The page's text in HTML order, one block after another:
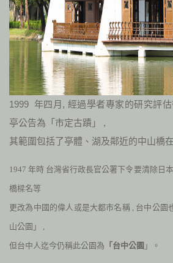
1999 年四月 , 經過學者專家的研究評估
亭公告為「市定古蹟」
,
其範圍包括了亭體、湖及鄰近的中山橋
1947 年時 台灣省行政長官公署下令要清除日
橋樑名等
更改為中國的偉人或是大都市名稱, 台中公園
山公園」 ,
但台中人迄今仍稱此公園為 「台中公園 」。